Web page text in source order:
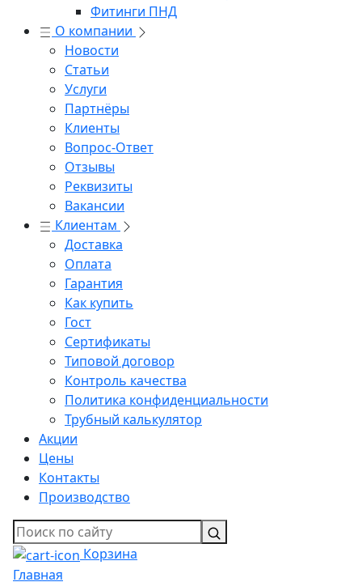
Фитинги ПНД
О компании
Новости
Статьи
Услуги
Партнёры
Клиенты
Вопрос-Ответ
Отзывы
Реквизиты
Вакансии
Клиентам
Доставка
Оплата
Гарантия
Как купить
Гост
Сертификаты
Типовой договор
Контроль качества
Политика конфиденциальности
Трубный калькулятор
Акции
Цены
Контакты
Производство
Корзина
Главная